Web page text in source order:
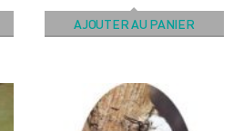
AJOUTER AU PANIER